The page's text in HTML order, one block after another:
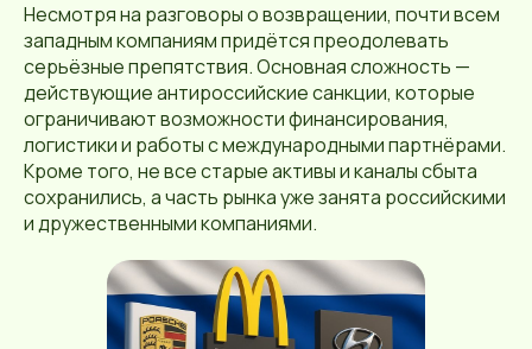
Несмотря на разговоры о возвращении, почти всем
западным компаниям придётся преодолевать
серьёзные препятствия. Основная сложность —
действующие антироссийские санкции, которые
ограничивают возможности финансирования,
логистики и работы с международными партнёрами.
Кроме того, не все старые активы и каналы сбыта
сохранились, а часть рынка уже занята российскими
и дружественными компаниями.